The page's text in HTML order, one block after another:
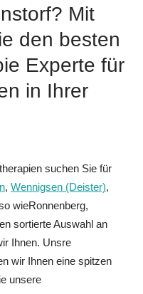
Mit
den besten
Experte für
in Ihrer
suchen Sie für
, Wennigsen (Deister),
wieRonnenberg,
sortierte Auswahl an
Ihnen. Unsre
wir Ihnen eine spitzen
unsere